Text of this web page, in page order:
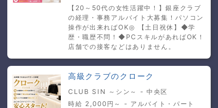
【20～50代の女性活躍中！】銀座クラブ
の経理・事務アルバイト大募集！パソコン
操作が出来ればOK◎ 【土日祝休】◆学
歴・職歴不問！◆PCスキルがあればOK！
店舗での接客などはありません。
高級クラブのクローク
CLUB SIN ～シン～ - 中央区
時給 2,000円～ - アルバイト・パート